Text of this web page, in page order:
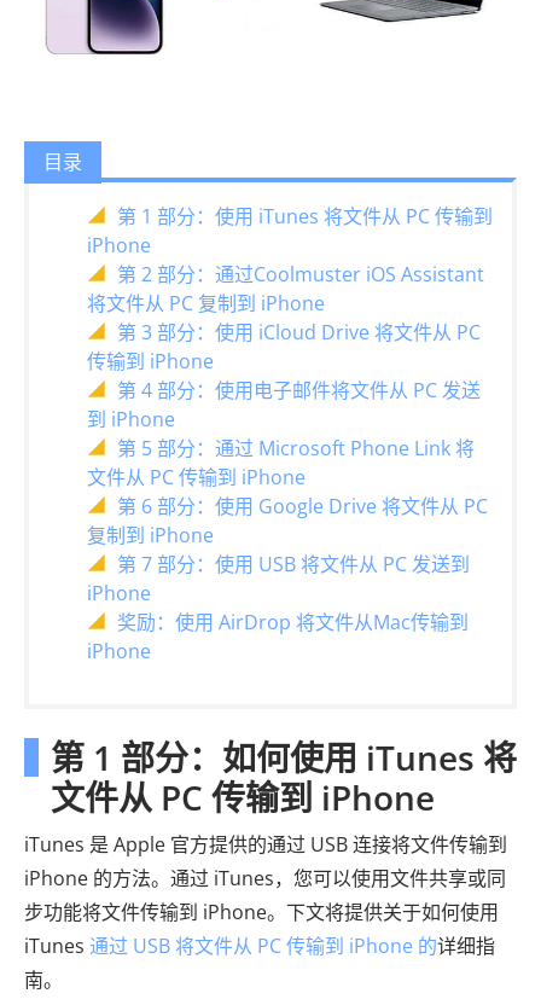
目录
第 1 部分：使用 iTunes 将文件从 PC 传输到
iPhone
第 2 部分：通过Coolmuster iOS Assistant
将文件从 PC 复制到 iPhone
第 3 部分：使用 iCloud Drive 将文件从 PC
传输到 iPhone
第 4 部分：使用电子邮件将文件从 PC 发送
到 iPhone
第 5 部分：通过 Microsoft Phone Link 将
文件从 PC 传输到 iPhone
第 6 部分：使用 Google Drive 将文件从 PC
复制到 iPhone
第 7 部分：使用 USB 将文件从 PC 发送到
iPhone
奖励：使用 AirDrop 将文件从Mac传输到
iPhone
第 1 部分：如何使用 iTunes 将
文件从 PC 传输到 iPhone
iTunes 是 Apple 官方提供的通过 USB 连接将文件传输到
iPhone 的方法。通过 iTunes，您可以使用文件共享或同
步功能将文件传输到 iPhone。下文将提供关于如何使用
iTunes 通过 USB 将文件从 PC 传输到 iPhone 的详细指
南。